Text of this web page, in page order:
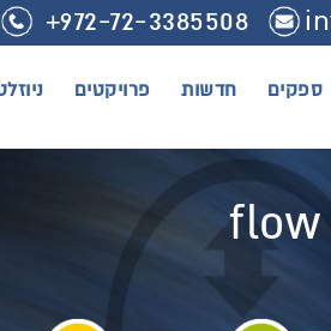
+972-72-3385508
ספקים חדשות פרויקטים
flow